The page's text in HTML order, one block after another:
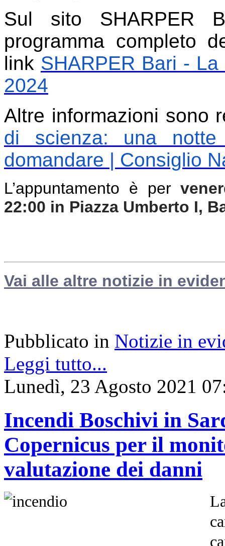
Sul sito SHARPER
programma completo
link SHARPER Bari -
2024
Altre informazioni sono
di scienza: una notte
domandare | Consiglio
L’appuntamento è per
22:00 in Piazza Umberto I,
Vai alle altre notizie in
Pubblicato in Notizie in
Leggi tutto...
Lunedì, 23 Agosto 2021
Incendi Boschivi in
Copernicus per il
valutazione dei danni